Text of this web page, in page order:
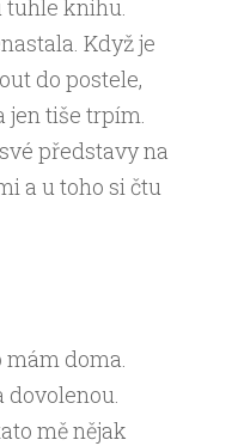
knihu.
Když je
do postele,
tiše trpím.
představy na
a u toho si čtu
doma.
mě nějak